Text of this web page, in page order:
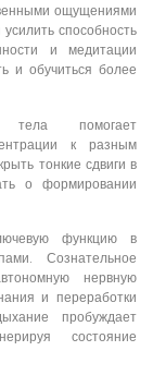
ощущениями
способность
и медитации
и обучиться более
тела помогает
к разным
тонкие сдвиги в
о формировании
функцию в
Сознательное
нервную
и переработки
пробуждает
состояние